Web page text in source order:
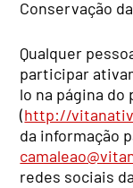
Conservação
Qualquer
participar
lo na página do
(http://
da informação
redes sociais